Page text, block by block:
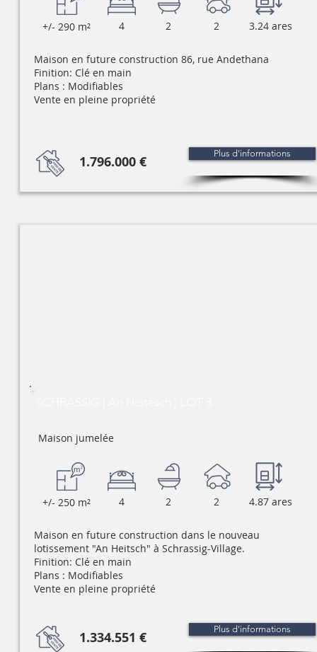
+/- 290 m² 4 2 2 3.24 ares
Maison en future construction 86, rue Andethana
Finition: Clé en main
Plans : Modifiables
Vente en pleine propriété
1.796.000 € Plus d'informations
Maison jumelée
+/- 250 m² 4 2 2 4.87 ares
Maison en future construction dans le nouveau
lotissement "An Heitsch" à Schrassig-Village.
Finition: Clé en main
Plans : Modifiables
Vente en pleine propriété
1.334.551 € Plus d'informations